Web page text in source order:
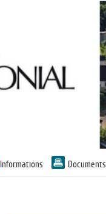
Informations Documents